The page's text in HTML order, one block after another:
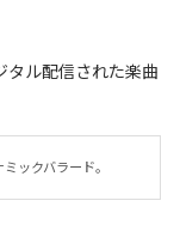
タル配信された楽曲
ックバラード。